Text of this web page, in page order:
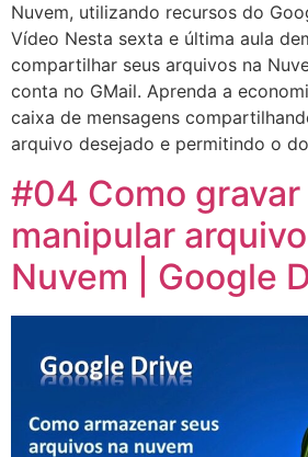
Nuvem, utilizando recursos do
Vídeo Nesta sexta e última aula
compartilhar seus arquivos na
conta no GMail. Aprenda a
caixa de mensagens
arquivo desejado e permitindo o
#04 Como gravar
manipular
Nuvem | Google